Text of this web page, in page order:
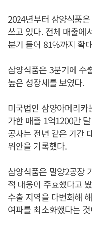
2024년부터 삼양식품
쓰고 있다. 전체 매출에
분기 들어 81%까지 확
삼양식품은 3분기에 수
높은 성장세를 보였다.
미국법인 삼양아메리
가한 매출 1억1200만
공사는 전년 같은 기간
위안을 기록했다.
삼양식품은 밀양2공장
적 대응이 주효했다고
수출 지역을 다변화해
여파를 최소화했다는